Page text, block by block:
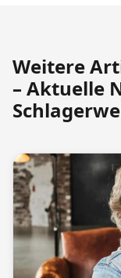
Weitere
– Aktuelle